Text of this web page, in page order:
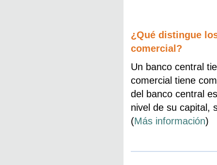
¿Qué distingue
comercial?
Un banco central
comercial tiene
del banco central
nivel de su capital,
(Más información)